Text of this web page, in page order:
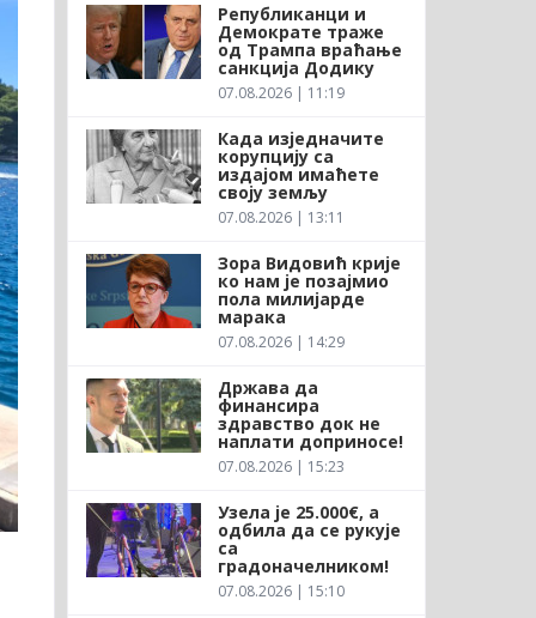
Републиканци и
Демократе траже
од Трампа враћање
санкција Додику
07.08.2026 | 11:19
Када изједначите
корупцију са
издајом имаћете
своју земљу
07.08.2026 | 13:11
Зора Видовић крије
ко нам је позајмио
пола милијарде
марака
07.08.2026 | 14:29
Држава да
финансира
здравство док не
наплати доприносе!
07.08.2026 | 15:23
Узела је 25.000€, а
одбила да се рукује
са
градоначелником!
07.08.2026 | 15:10